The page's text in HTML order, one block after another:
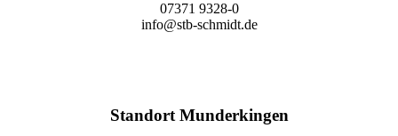
07371 9328-0
info@stb-schmidt.de
Standort Munderkingen